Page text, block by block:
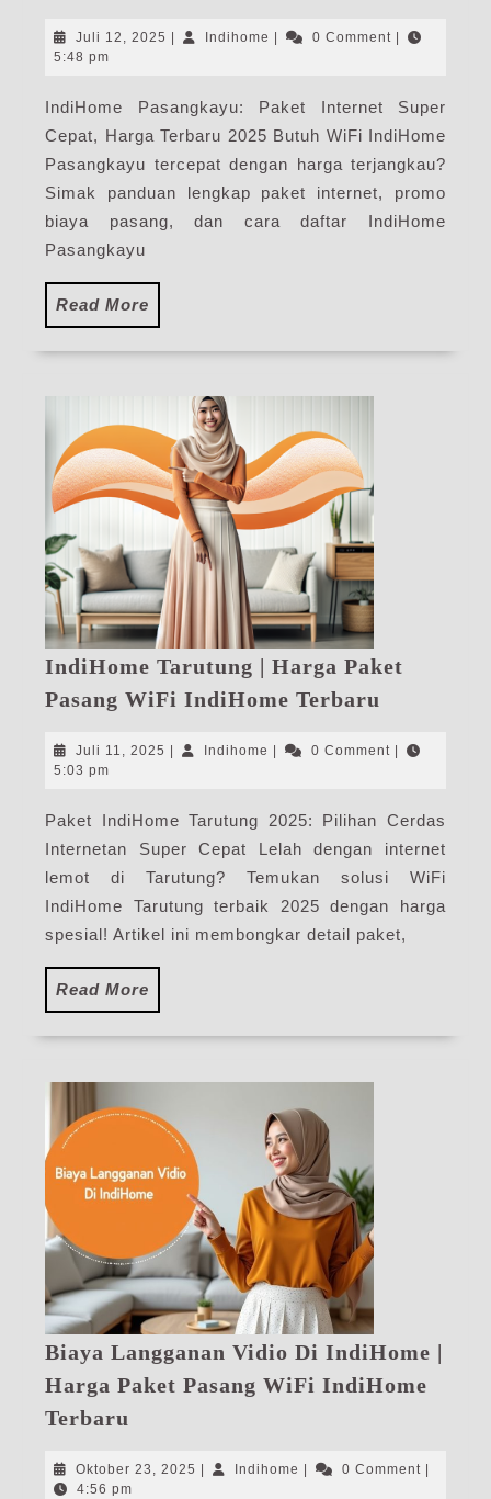
|
Pasang
WiFi
IndiHome
Terbaru
Juli 12, 2025 Juli
Indihome Indihome0 Comment
5:48 pm
IndiHome Pasangkayu: Paket Internet Super
Cepat, Harga Terbaru 2025 Butuh WiFi IndiHome
Pasangkayu tercepat dengan harga terjangkau?
Simak panduan lengkap paket internet, promo
biaya pasang, dan cara daftar IndiHome
Pasangkayu
Read More
More
IndiHome Tarutung | Harga Paket
Pasang WiFi IndiHome Terbaru
|
Pasang
WiFi
IndiHome
Terbaru
Juli 11, 2025 Juli
Indihome Indihome0 Comment
5:03 pm
Paket IndiHome Tarutung 2025: Pilihan Cerdas
Internetan Super Cepat Lelah dengan internet
lemot di Tarutung? Temukan solusi WiFi
IndiHome Tarutung terbaik 2025 dengan harga
spesial! Artikel ini membongkar detail paket,
Read More
More
Biaya Langganan Vidio Di IndiHome |
Harga Paket Pasang WiFi IndiHome
Terbaru
Vidio
Di
Oktober 23, 2025 Oktober
| Indihome Indihome
| 0 Comment |
4:56 pm